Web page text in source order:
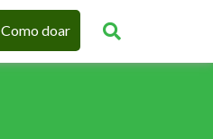
Como doar